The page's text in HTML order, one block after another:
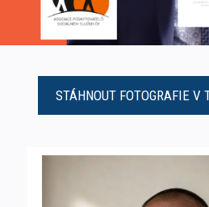
STÁHNOUT FOTOGRAFIE